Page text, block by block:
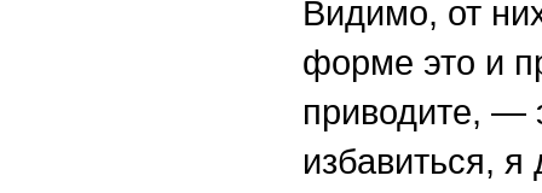
Видимо, от
форме это и
приводите, —
избавиться,